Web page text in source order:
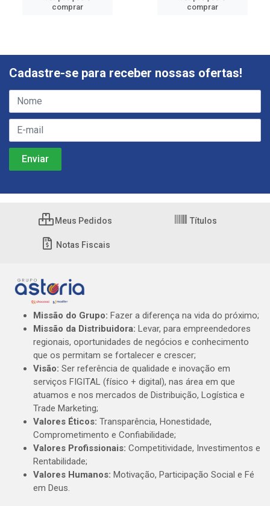
comprar
comprar
Cadastre-se para receber nossas ofertas!
Meus Pedidos Títulos
Notas Fiscais
Missão do Grupo: Fazer a diferença na vida do próximo;
Missão da Distribuidora: Levar, para empreendedores
regionais, oportunidades de negócios e conhecimento
que os permitam se fortalecer e crescer;
Visão: Ser referência de qualidade e inovação em
serviços FIGITAL (físico + digital), nas área em que
atuamos e nos mercados de Distribuição, Logística e
Trade Marketing;
Valores Éticos: Transparência, Honestidade,
Comprometimento e Confiabilidade;
Valores Profissionais: Competitividade, Investimentos e
Rentabilidade;
Valores Humanos: Motivação, Participação Social e Fé
em Deus.